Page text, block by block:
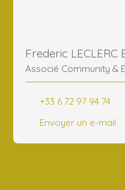
Associé Community &
+33 6 72 97 94 74
Envoyer un e-mail